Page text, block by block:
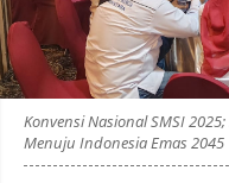
Konvensi Nasional SMSI
Menuju Indonesia Emas 2045